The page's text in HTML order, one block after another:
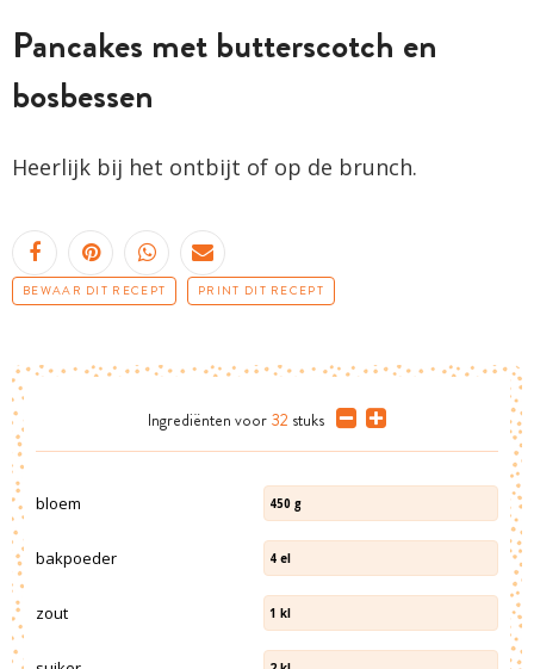
Pancakes met butterscotch en
bosbessen
Heerlijk bij het ontbijt of op de brunch.
BEWAAR DIT RECEPT PRINT DIT RECEPT
Ingrediënten voor 32 stuks
bloem 450 g
bakpoeder 4 el
zout 1 kl